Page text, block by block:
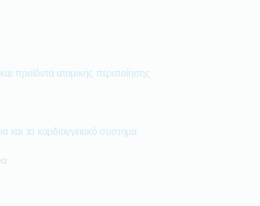
προϊόντα ατομικής περιποίησης
και το καρδιαγγειακό σύστημα